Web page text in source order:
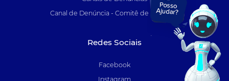
Canal de Denúncia - Comitê de Auditoria
Redes Sociais
Facebook
Instagram